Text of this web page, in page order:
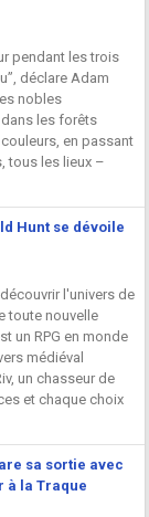
pendant les trois
déclare Adam
nobles
les forêts
en passant
tous les lieux –
Hunt se dévoile
l'univers de
toute nouvelle
un RPG en monde
médiéval
un chasseur de
et chaque choix
sa sortie avec
à la Traque